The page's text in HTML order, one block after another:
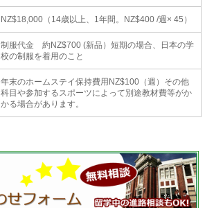
NZ$18,000（14歳以上、1年間。NZ$400 /週× 45）
制服代金 約NZ$700 (新品）短期の場合、日本の学
校の制服を着用のこと
年末のホームステイ保持費用NZ$100（週）その他
科目や参加するスポーツによって別途教材費等がか
かる場合があります。